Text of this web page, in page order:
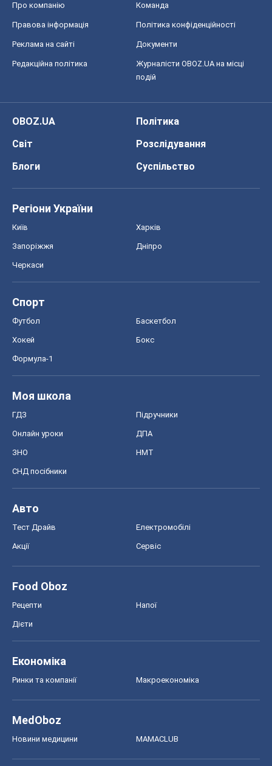
Про компанію Команда
Правова інформація Політика конфіденційності
Реклама на сайті Документи
Редакційна політика
Журналісти OBOZ.UA на місці
подій
OBOZ.UA
Політика
Світ
Розслідування
Блоги
Суспільство
Регіони України
Київ Харків
Запоріжжя Дніпро
Черкаси
Спорт
Футбол Баскетбол
Хокей Бокс
Формула-1
Моя школа
ГДЗ Підручники
Онлайн уроки ДПА
ЗНО НМТ
СНД посібники
Авто
Тест Драйв Електромобілі
Акції Сервіс
Food Oboz
Рецепти Напої
Дієти
Економіка
Ринки та компанії Макроекономіка
MedOboz
Новини медицини MAMACLUB